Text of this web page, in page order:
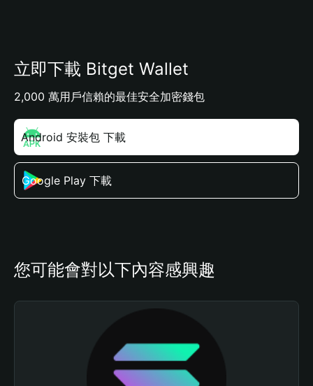
立即下載 Bitget Wallet
2,000 萬用戶信賴的最佳安全加密錢包
Android 安裝包 下載
Google Play 下載
您可能會對以下內容感興趣